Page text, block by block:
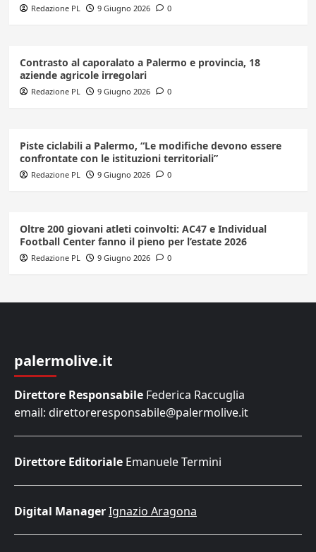
Redazione PL 9 Giugno 2026 0
Contrasto al caporalato a Palermo e provincia, 18
aziende agricole irregolari
Redazione PL 9 Giugno 2026 0
Piste ciclabili a Palermo, “Le modifiche devono essere
confrontate con le istituzioni territoriali”
Redazione PL 9 Giugno 2026 0
Oltre 200 giovani atleti coinvolti: AC47 e Individual
Football Center fanno il pieno per l’estate 2026
Redazione PL 9 Giugno 2026 0
palermolive.it
Direttore Responsabile Federica Raccuglia
email: direttoreresponsabile@palermolive.it
Direttore Editoriale Emanuele Termini
Digital ManagerIgnazio Aragona